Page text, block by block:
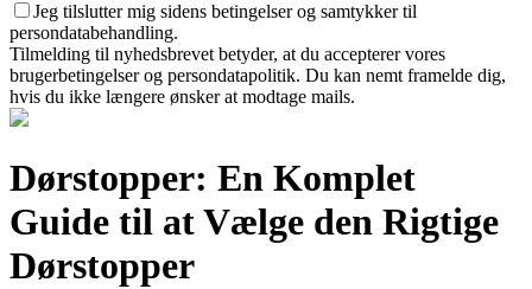
Jeg tilslutter mig sidens betingelser og samtykker til
persondatabehandling.
Tilmelding til nyhedsbrevet betyder, at du accepterer vores
brugerbetingelser og persondatapolitik. Du kan nemt framelde dig,
hvis du ikke længere ønsker at modtage mails.
Dørstopper: En Komplet
Guide til at Vælge den Rigtige
Dørstopper